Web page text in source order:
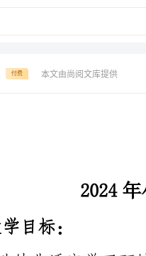
付费 本文由尚阅文库提供